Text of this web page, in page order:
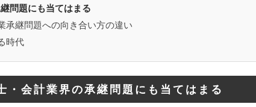
問題にも当てはまる
承継問題への向き合い方の違い
時代
・会計業界の承継問題にも当てはまる